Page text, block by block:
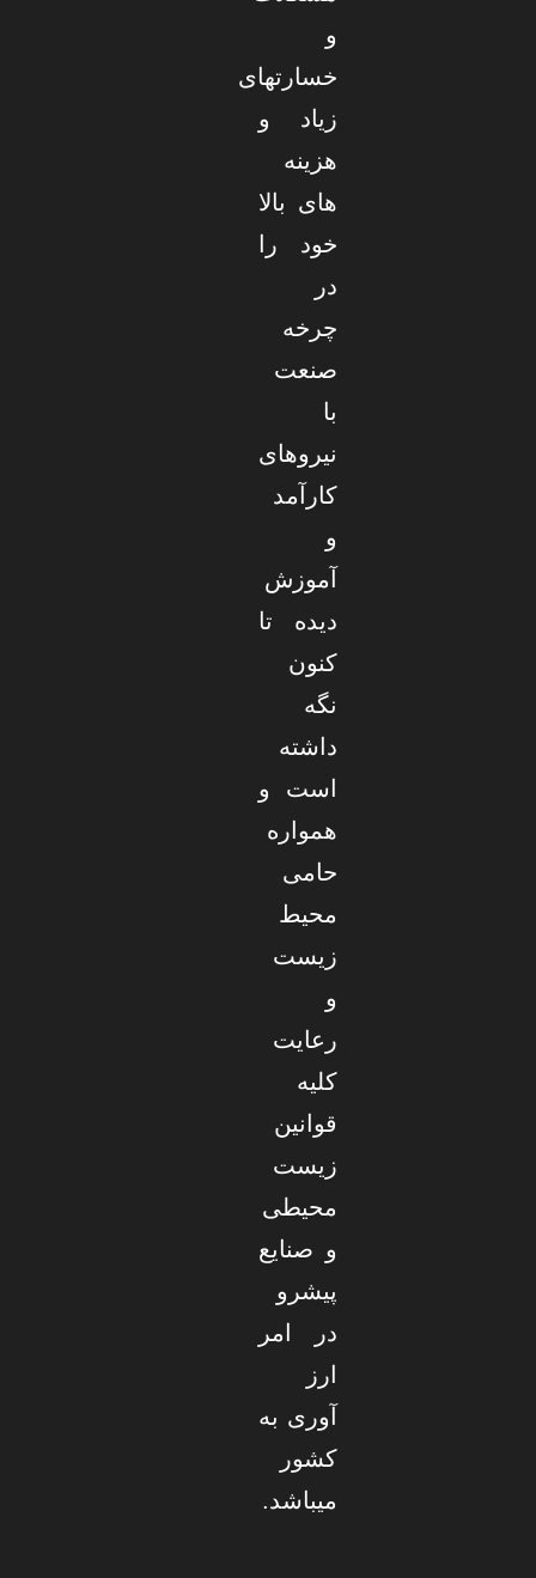
و
خسارتهای
زیاد و
هزینه
های بالا
خود را
در
چرخه
صنعت
با
نیروهای
کارآمد
و
آموزش
دیده تا
کنون
نگه
داشته
است و
همواره
حامی
محیط
زیست
و
رعایت
کلیه
قوانین
زیست
محیطی
و صنایع
پیشرو
در امر
ارز
آوری به
کشور
میباشد.